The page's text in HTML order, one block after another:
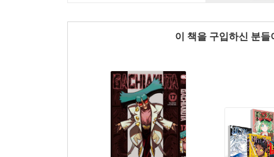
이 책을 구입하신 분